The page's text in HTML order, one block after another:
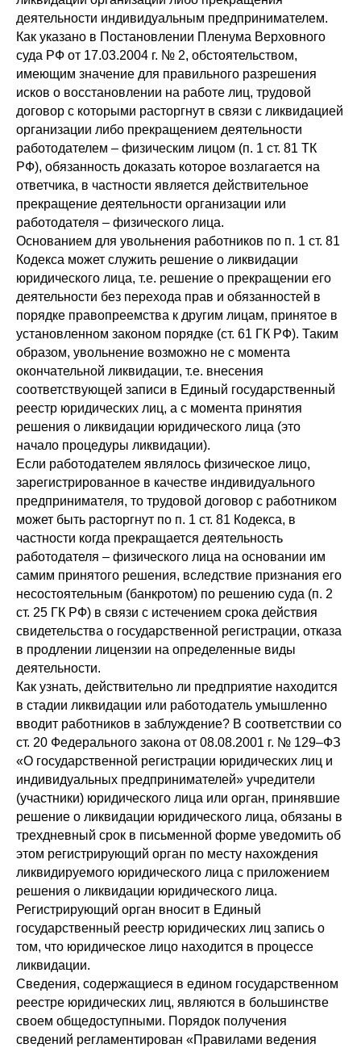
деятельности индивидуальным предпринимателем.
Как указано в Постановлении Пленума Верховного
суда РФ от 17.03.2004 г. № 2, обстоятельством,
имеющим значение для правильного разрешения
исков о восстановлении на работе лиц, трудовой
договор с которыми расторгнут в связи с ликвидацией
организации либо прекращением деятельности
работодателем – физическим лицом (п. 1 ст. 81 ТК
РФ), обязанность доказать которое возлагается на
ответчика, в частности является действительное
прекращение деятельности организации или
работодателя – физического лица.
Основанием для увольнения работников по п. 1 ст. 81
Кодекса может служить решение о ликвидации
юридического лица, т.е. решение о прекращении его
деятельности без перехода прав и обязанностей в
порядке правопреемства к другим лицам, принятое в
установленном законом порядке (ст. 61 ГК РФ). Таким
образом, увольнение возможно не с момента
окончательной ликвидации, т.е. внесения
соответствующей записи в Единый государственный
реестр юридических лиц, а с момента принятия
решения о ликвидации юридического лица (это
начало процедуры ликвидации).
Если работодателем являлось физическое лицо,
зарегистрированное в качестве индивидуального
предпринимателя, то трудовой договор с работником
может быть расторгнут по п. 1 ст. 81 Кодекса, в
частности когда прекращается деятельность
работодателя – физического лица на основании им
самим принятого решения, вследствие признания его
несостоятельным (банкротом) по решению суда (п. 2
ст. 25 ГК РФ) в связи с истечением срока действия
свидетельства о государственной регистрации, отказа
в продлении лицензии на определенные виды
деятельности.
Как узнать, действительно ли предприятие находится
в стадии ликвидации или работодатель умышленно
вводит работников в заблуждение? В соответствии со
ст. 20 Федерального закона от 08.08.2001 г. № 129–ФЗ
«О государственной регистрации юридических лиц и
индивидуальных предпринимателей» учредители
(участники) юридического лица или орган, принявшие
решение о ликвидации юридического лица, обязаны в
трехдневный срок в письменной форме уведомить об
этом регистрирующий орган по месту нахождения
ликвидируемого юридического лица с приложением
решения о ликвидации юридического лица.
Регистрирующий орган вносит в Единый
государственный реестр юридических лиц запись о
том, что юридическое лицо находится в процессе
ликвидации.
Сведения, содержащиеся в едином государственном
реестре юридических лиц, являются в большинстве
своем общедоступными. Порядок получения
сведений регламентирован «Правилами ведения